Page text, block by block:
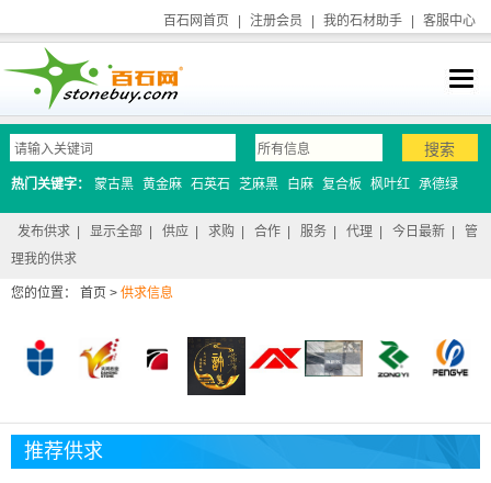
百石网首页 注册会员 我的石材助手 客服中心
热门关键字： 蒙古黑 黄金麻 石英石 芝麻黑 白麻 复合板 枫叶红 承德绿
发布供求 显示全部 供应 求购 合作 服务 代理 今日最新
管
理我的供求
您的位置： 首页 > 供求信息
推荐供求